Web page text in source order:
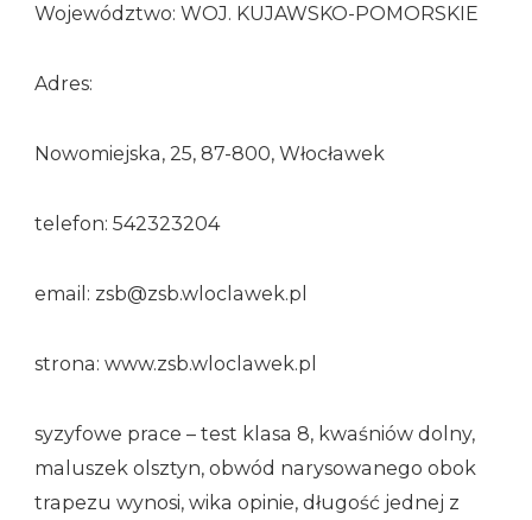
Województwo: WOJ. KUJAWSKO-POMORSKIE
Adres:
Nowomiejska, 25, 87-800, Włocławek
telefon: 542323204
email: zsb@zsb.wloclawek.pl
strona: www.zsb.wloclawek.pl
syzyfowe prace – test klasa 8, kwaśniów dolny,
maluszek olsztyn, obwód narysowanego obok
trapezu wynosi, wika opinie, długość jednej z